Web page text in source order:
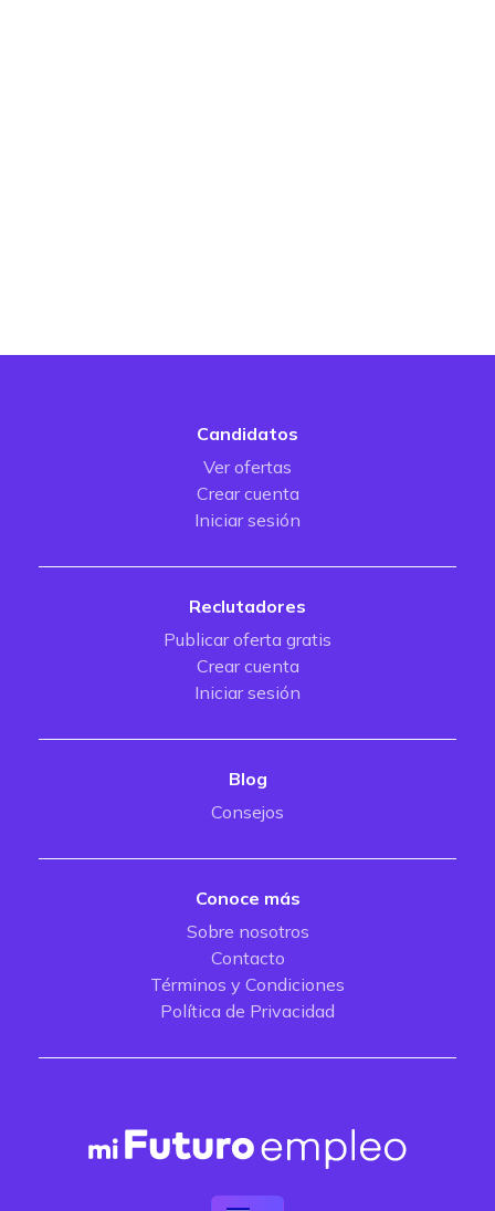
Candidatos
Ver ofertas
Crear cuenta
Iniciar sesión
Reclutadores
Publicar oferta gratis
Crear cuenta
Iniciar sesión
Blog
Consejos
Conoce más
Sobre nosotros
Contacto
Términos y Condiciones
Política de Privacidad